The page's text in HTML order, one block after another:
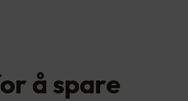
å spare